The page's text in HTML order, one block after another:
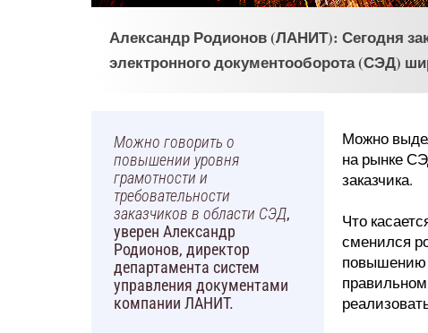
Александр Родионов (ЛАНИТ): Сегодня
электронного документооборота (СЭД)
Можно говорить о
повышении уровня
грамотности и
требовательности
заказчиков в области СЭД,
уверен Александр
Родионов, директор
департамента систем
управления документами
компании ЛАНИТ.
Можно
на рынке
заказчика.
Что
сменился
повышению